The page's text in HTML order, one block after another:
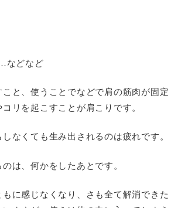
どなど
と、使うことでなどで肩の筋肉が固定
リを起こすことが肩こりです。
なくても生み出されるのは疲れです。
は、何かをしたあとです。
もに感じなくなり、さも全て解消できた